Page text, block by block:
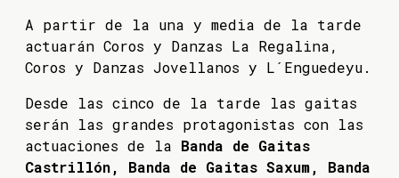
A partir de la una y media de la tarde
actuarán Coros y Danzas La Regalina,
Coros y Danzas Jovellanos y L´Enguedeyu.
Desde las cinco de la tarde las gaitas
serán las grandes protagonistas con las
actuaciones de la Banda de Gaitas
Castrillón, Banda de Gaitas Saxum, Banda